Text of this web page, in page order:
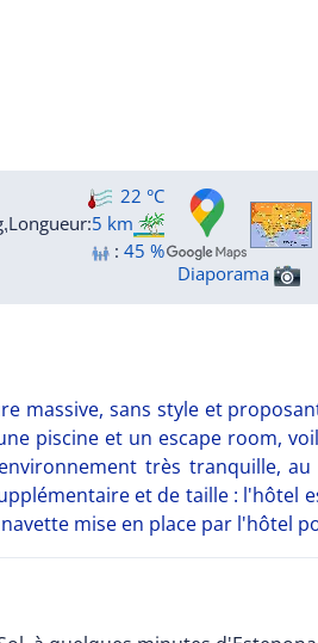
22 °C
Longueur:5 km
:45 %
Diaporama
massive, sans style et
piscine et un escape room,
très tranquille,
et de taille : l'hôtel
mise en place par l'hôtel